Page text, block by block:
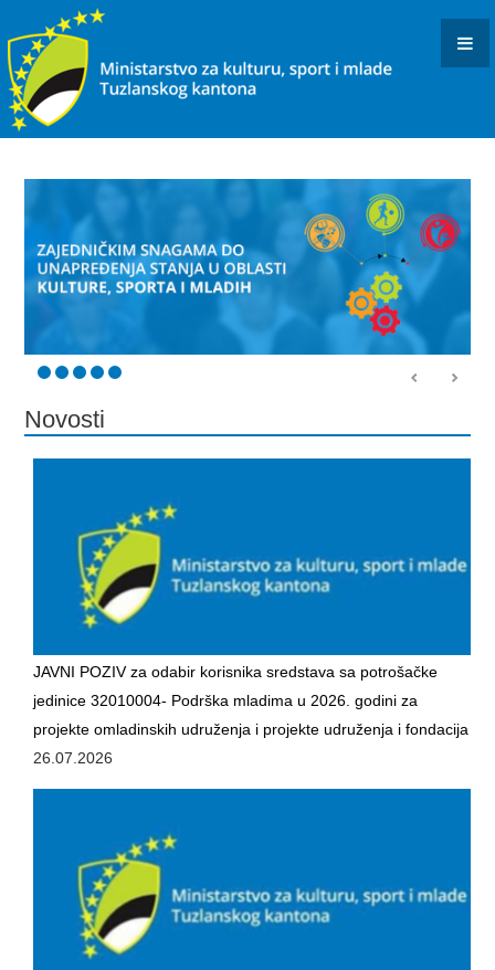
Novosti
JAVNI POZIV za odabir korisnika sredstava sa potrošačke
jedinice 32010004- Podrška mladima u 2026. godini za
projekte omladinskih udruženja i projekte udruženja i fondacija
26.07.2026
KONKURSI I JAVNI POZIVI
OBAVJEŠTENJA I REZULTATI
KULTURA
USTANOVE I PREDUZEĆA KULTURE U RESORNOJ
NADLEŽNOSTI
DOKUMENTI
ARHIVISTIČKI ISPIT
INFORMACIJE
SPORTSKI SAVEZI
OSTALO
MLADI
INFORMACIJE
VIJEĆA MLADIH NA PODRUČJU TK
OMLADINSKE ORGANIZACIJE
DOKUMENTI